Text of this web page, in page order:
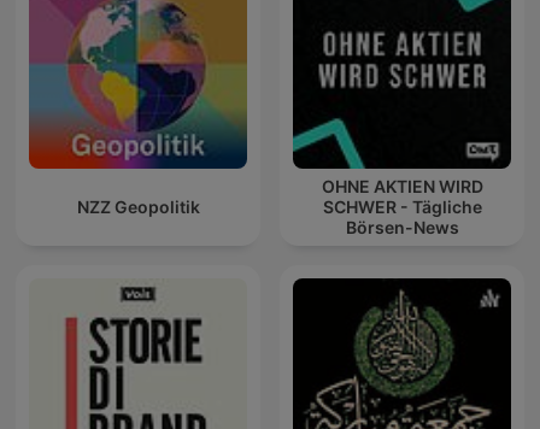
NZZ Geopolitik
OHNE AKTIEN WIRD
SCHWER - Tägliche
Börsen-News